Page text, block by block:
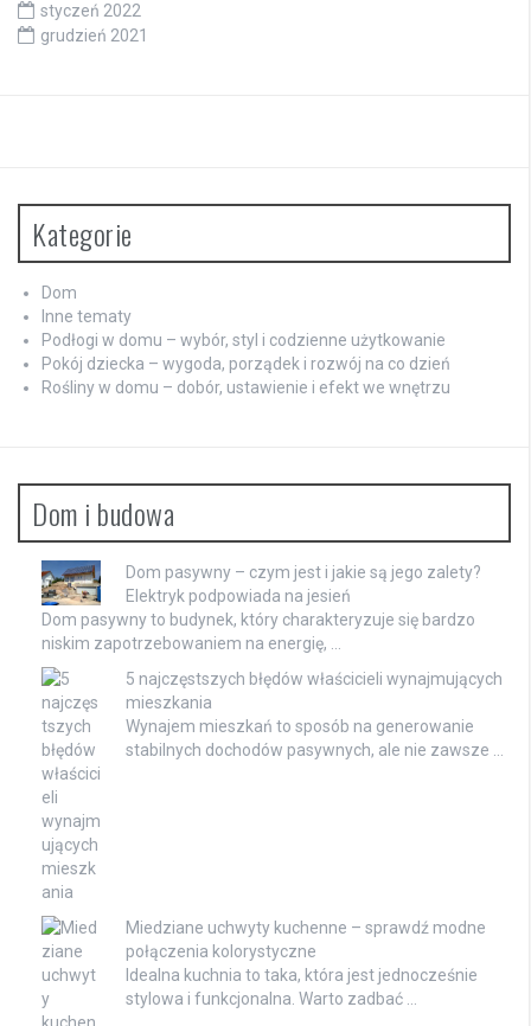
styczeń 2022
grudzień 2021
Kategorie
Dom
Inne tematy
Podłogi w domu – wybór, styl i codzienne użytkowanie
Pokój dziecka – wygoda, porządek i rozwój na co dzień
Rośliny w domu – dobór, ustawienie i efekt we wnętrzu
Dom i budowa
Dom pasywny – czym jest i jakie są jego zalety?
Elektryk podpowiada na jesień
Dom pasywny to budynek, który charakteryzuje się bardzo
niskim zapotrzebowaniem na energię, …
5 najczęstszych błędów właścicieli wynajmujących
mieszkania
Wynajem mieszkań to sposób na generowanie
stabilnych dochodów pasywnych, ale nie zawsze …
Miedziane uchwyty kuchenne – sprawdź modne
połączenia kolorystyczne
Idealna kuchnia to taka, która jest jednocześnie
stylowa i funkcjonalna. Warto zadbać …